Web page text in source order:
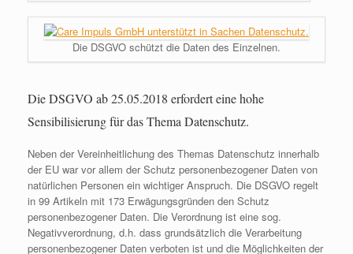
Die DSGVO schützt die Daten des Einzelnen.
Die DSGVO ab 25.05.2018 erfordert eine hohe
Sensibilisierung für das Thema Datenschutz.
Neben der Vereinheitlichung des Themas Datenschutz innerhalb
der EU war vor allem der Schutz personenbezogener Daten von
natürlichen Personen ein wichtiger Anspruch. Die DSGVO regelt
in 99 Artikeln mit 173 Erwägungsgründen den Schutz
personenbezogener Daten. Die Verordnung ist eine sog.
Negativverordnung, d.h. dass grundsätzlich die Verarbeitung
personenbezogener Daten verboten ist und die Möglichkeiten der